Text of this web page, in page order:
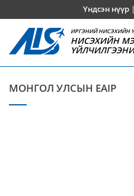
Үндсэн нүүр|
ИРГЭНИЙ НИСЭХИЙН
НИСЭХИЙН
МОНГОЛ УЛСЫН EAIP